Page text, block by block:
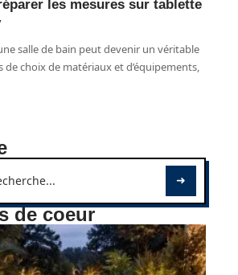
les mesures sur tablette
salle de bain peut devenir un véritable
de choix de matériaux et d’équipements,
de coeur